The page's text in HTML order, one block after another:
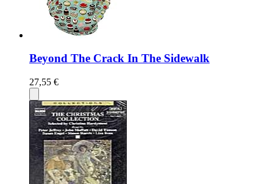
Beyond The Crack In The Sidewalk
27,55 €